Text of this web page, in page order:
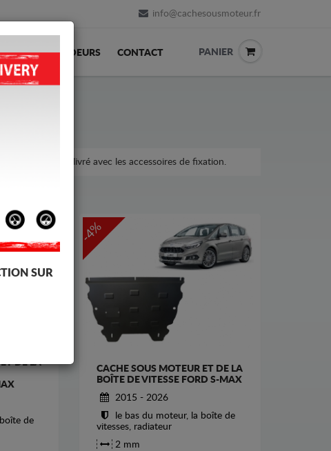
info@cachesousmoteur.fr
AVIS REVENDEURS CONTACT PANIER
sur la voiture, livré avec les accessoires de fixation.
DE LA
de
-4%
CACHE SOUS MOTEUR ET DE LA
BOÎTE DE VITESSE FORD S-MAX
2015 - 2026
le bas du moteur, la boîte de
vitesses, radiateur
2 mm
SUR